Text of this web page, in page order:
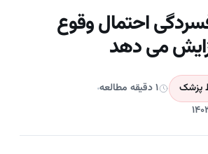
احتمال وقوع
می دهد
پزشک
۱ دقیقه مطالعه